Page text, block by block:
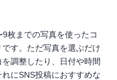
枚までの写真を使ったコ
す。ただ写真を選ぶだけ
調整したり、日付や時間
にSNS投稿におすすめな